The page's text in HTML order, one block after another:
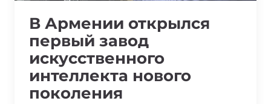
В Армении открылся
первый завод
искусственного
интеллекта нового
поколения